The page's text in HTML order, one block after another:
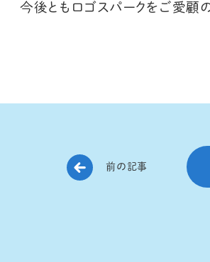
今後ともロゴスパークをご愛顧
前の記事